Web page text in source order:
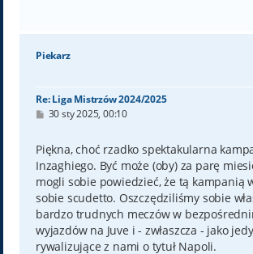
Piekarz
Re: Liga Mistrzów 2024/2025
P
t
30 sty 2025, 00:10
Piękna, choć rzadko spektakularna
Inzaghiego. Być może (oby) za parę
mogli sobie powiedzieć, że tą kampanią
sobie scudetto. Oszczędziliśmy sobie
bardzo trudnych meczów w
wyjazdów na Juve i - zwłaszcza - jako
rywalizujące z nami o tytuł Napoli.